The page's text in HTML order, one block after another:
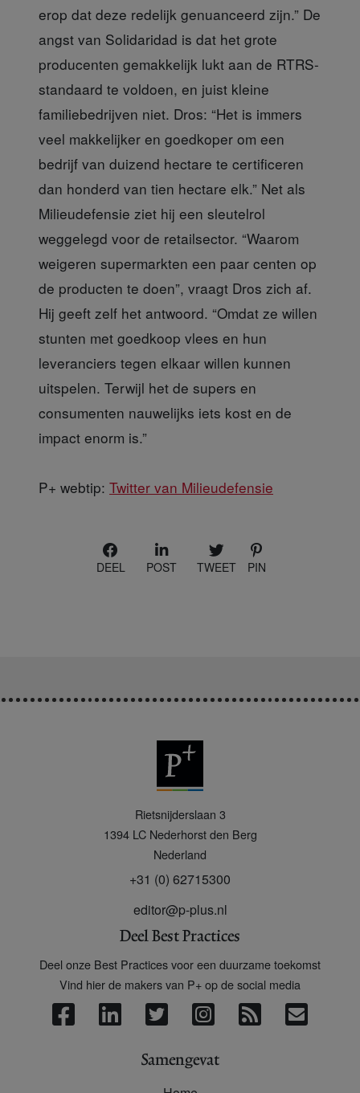
erop dat deze redelijk genuanceerd zijn.” De
angst van Solidaridad is dat het grote
producenten gemakkelijk lukt aan de RTRS-
standaard te voldoen, en juist kleine
familiebedrijven niet. Dros: “Het is immers
veel makkelijker en goedkoper om een
bedrijf van duizend hectare te certificeren
dan honderd van tien hectare elk.” Net als
Milieudefensie ziet hij een sleutelrol
weggelegd voor de retailsector. “Waarom
weigeren supermarkten een paar centen op
de producten te doen”, vraagt Dros zich af.
Hij geeft zelf het antwoord. “Omdat ze willen
stunten met goedkoop vlees en hun
leveranciers tegen elkaar willen kunnen
uitspelen. Terwijl het de supers en
consumenten nauwelijks iets kost en de
impact enorm is.”
P+ webtip: Twitter van Milieudefensie
DEEL POST TWEET PIN
Rietsnijderslaan 3
1394 LC Nederhorst den Berg
Nederland
+31 (0) 62715300
editor@p-plus.nl
Deel Best Practices
Deel onze Best Practices voor een duurzame toekomst
Vind hier de makers van P+ op de social media
Samengevat